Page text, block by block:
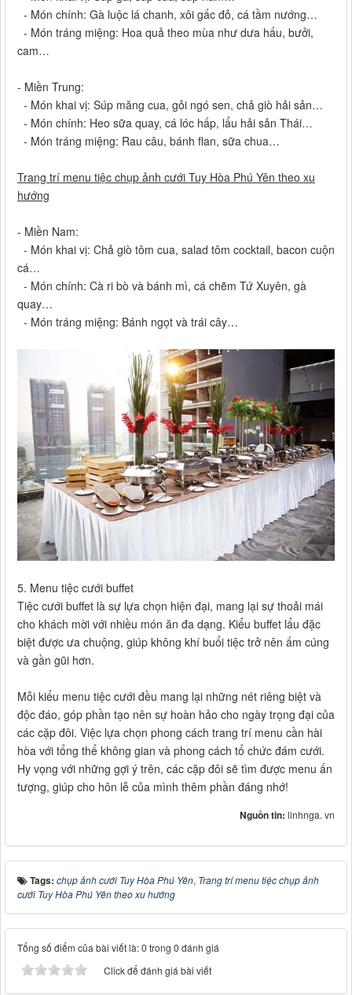
- Món chính: Gà luộc lá chanh, xôi gấc đỏ, cá tầm nướng…
- Món tráng miệng: Hoa quả theo mùa như dưa hấu, bưởi,
cam…
- Miền Trung:
- Món khai vị: Súp măng cua, gỏi ngó sen, chả giò hải sản…
- Món chính: Heo sữa quay, cá lóc hấp, lẩu hải sản Thái…
- Món tráng miệng: Rau câu, bánh flan, sữa chua…
Trang trí menu tiệc chụp ảnh cưới Tuy Hòa Phú Yên theo xu
hướng
- Miền Nam:
- Món khai vị: Chả giò tôm cua, salad tôm cocktail, bacon cuộn
cá…
- Món chính: Cà ri bò và bánh mì, cá chẽm Tứ Xuyên, gà
quay…
- Món tráng miệng: Bánh ngọt và trái cây…
5. Menu tiệc cưới buffet
Tiệc cưới buffet là sự lựa chọn hiện đại, mang lại sự thoải mái
cho khách mời với nhiều món ăn đa dạng. Kiểu buffet lẩu đặc
biệt được ưa chuộng, giúp không khí buổi tiệc trở nên ấm cúng
và gần gũi hơn.
Mỗi kiểu menu tiệc cưới đều mang lại những nét riêng biệt và
độc đáo, góp phần tạo nên sự hoàn hảo cho ngày trọng đại của
các cặp đôi. Việc lựa chọn phong cách trang trí menu cần hài
hòa với tổng thể không gian và phong cách tổ chức đám cưới.
Hy vọng với những gợi ý trên, các cặp đôi sẽ tìm được menu ấn
tượng, giúp cho hôn lễ của mình thêm phần đáng nhớ!
Nguồn tin: linhnga. vn
Tags: chụp ảnh cưới Tuy Hòa Phú Yên, Trang trí menu tiệc chụp ảnh
cưới Tuy Hòa Phú Yên theo xu hướng
Tổng số điểm của bài viết là: 0 trong 0 đánh giá
Click để đánh giá bài viết